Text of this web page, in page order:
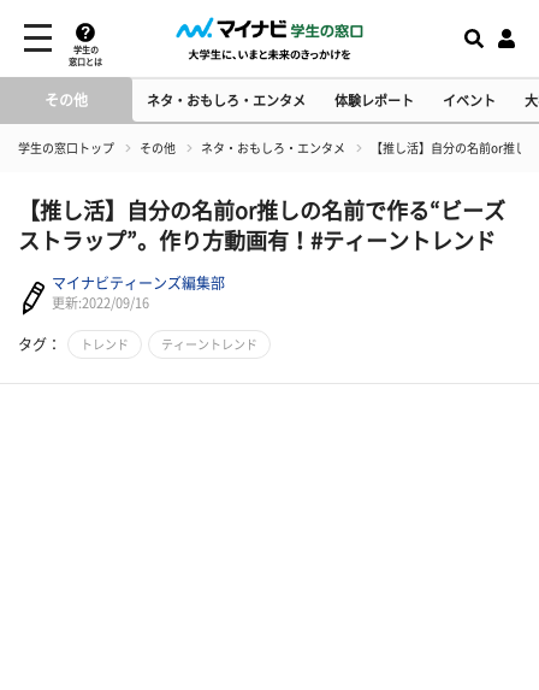
学生の
窓口とは
その他 ネタ・おもしろ・エンタメ 体験レポート イベント
学生の窓口トップ その他 ネタ・おもしろ・エンタメ 【推し活】自分の名前or推し
【推し活】自分の名前or推しの名前で作る“ビーズ
ストラップ”。作り方動画有！#ティーントレンド
マイナビティーンズ編集部
更新:2022/09/16
タグ： トレンド ティーントレンド